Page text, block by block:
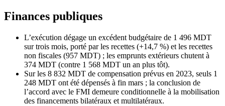
Finances publiques
L’exécution dégage un excédent budgétaire de 1 496 MDT
sur trois mois, porté par les recettes (+14,7 %) et les recettes
non fiscales (957 MDT) ; les emprunts extérieurs chutent à
374 MDT (contre 1 568 MDT un an plus tôt).
Sur les 8 832 MDT de compensation prévus en 2023, seuls 1
248 MDT ont été dépensés à fin mars ; la conclusion de
l’accord avec le FMI demeure conditionnelle à la mobilisation
des financements bilatéraux et multilatéraux.